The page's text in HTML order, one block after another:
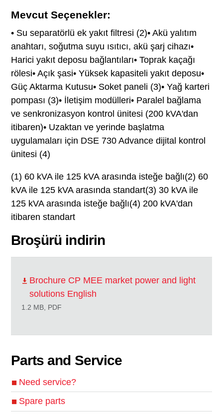
Mevcut Seçenekler:
• Su separatörlü ek yakıt filtresi (2)• Akü yalıtım
anahtarı, soğutma suyu ısıtıcı, akü şarj cihazı•
Harici yakıt deposu bağlantıları• Toprak kaçağı
rölesi• Açık şasi• Yüksek kapasiteli yakıt deposu•
Güç Aktarma Kutusu• Soket paneli (3)• Yağ karteri
pompası (3)• İletişim modülleri• Paralel bağlama
ve senkronizasyon kontrol ünitesi (200 kVA'dan
itibaren)• Uzaktan ve yerinde başlatma
uygulamaları için DSE 730 Advance dijital kontrol
ünitesi (4)
(1) 60 kVA ile 125 kVA arasında isteğe bağlı(2) 60
kVA ile 125 kVA arasında standart(3) 30 kVA ile
125 kVA arasında isteğe bağlı(4) 200 kVA'dan
itibaren standart
Broşürü indirin
Brochure CP MEE market power and light
solutions English
1.2 MB, PDF
Parts and Service
Need service?
Spare parts